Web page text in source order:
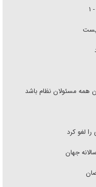
همه مسئولان نظام باشد
لغو کرد
جهان